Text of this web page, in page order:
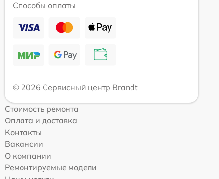
Способы оплаты
© 2026 Сервисный центр Brandt
Стоимость ремонта
Оплата и доставка
Контакты
Вакансии
О компании
Ремонтируемые модели